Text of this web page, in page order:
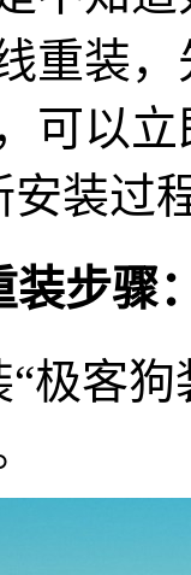
重装
可以
安装过
步骤
客狗